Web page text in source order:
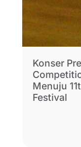
Konser
Menuju
Festival